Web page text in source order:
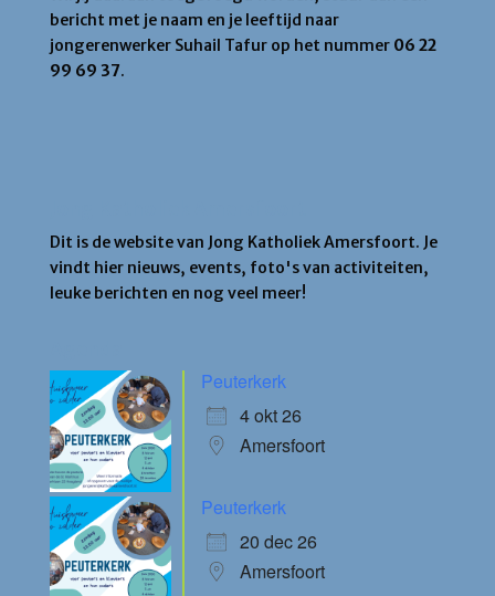
bericht met je naam en je leeftijd naar
jongerenwerker Suhail Tafur op het nummer 06 22
99 69 37.
Dit is de website van Jong Katholiek Amersfoort. Je
vindt hier nieuws, events, foto's van activiteiten,
leuke berichten en nog veel meer!
Peuterkerk
4 okt 26
Amersfoort
Peuterkerk
20 dec 26
Amersfoort